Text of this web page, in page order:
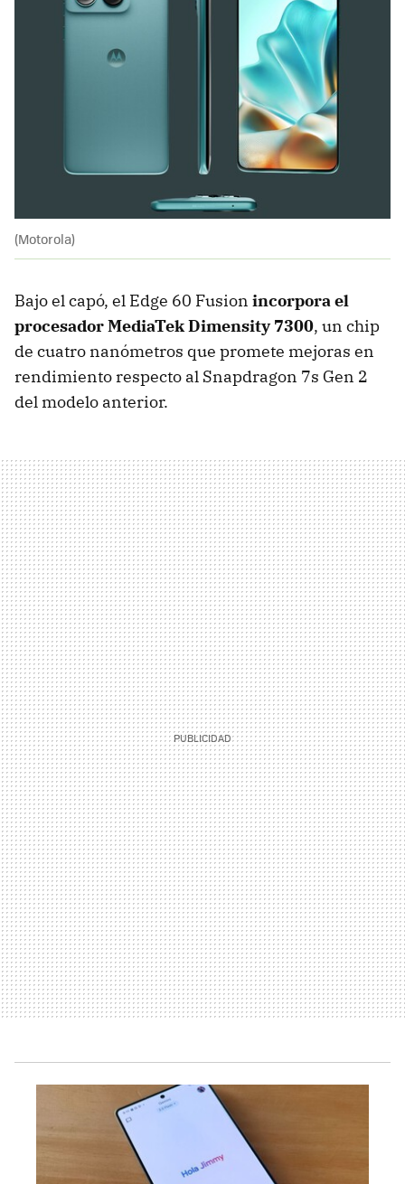
(Motorola)
Bajo el capó, el Edge 60 Fusion incorpora el
procesador MediaTek Dimensity 7300, un chip
de cuatro nanómetros que promete mejoras en
rendimiento respecto al Snapdragon 7s Gen 2
del modelo anterior.